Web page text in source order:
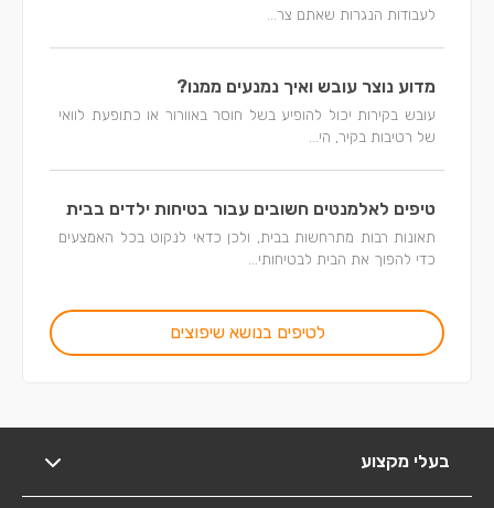
לעבודות הנגרות שאתם צר...
מדוע נוצר עובש ואיך נמנעים ממנו?
עובש בקירות יכול להופיע בשל חוסר באוורור או כתופעת לוואי
של רטיבות בקיר, הי...
טיפים לאלמנטים חשובים עבור בטיחות ילדים בבית
תאונות רבות מתרחשות בבית, ולכן כדאי לנקוט בכל האמצעים
כדי להפוך את הבית לבטיחותי...
לטיפים בנושא שיפוצים
בעלי מקצוע